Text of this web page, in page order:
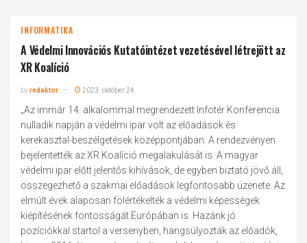
INFORMATIKA
A Védelmi Innovációs Kutatóintézet vezetésével létrejött az
XR Koalíció
byredaktor 2023. október 24.
„Az immár 14. alkalommal megrendezett Infotér Konferencia
nulladik napján a védelmi ipar volt az előadások és
kerekasztal-beszélgetések középpontjában. A rendezvényen
bejelentették az XR Koalíció megalakulását is. A magyar
védelmi ipar előtt jelentős kihívások, de egyben biztató jövő áll,
összegezhető a szakmai előadások legfontosabb üzenete. Az
elmúlt évek alaposan fölértékelték a védelmi képességek
kiépítésének fontosságát Európában is. Hazánk jó
pozíciókkal startol a versenyben, hangsúlyozták az előadók,